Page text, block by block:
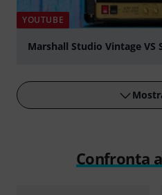
YOUTUBE
Marshall Studio Vintage VS
Confronta